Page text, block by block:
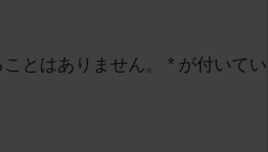
とはありません。 * が付いてい